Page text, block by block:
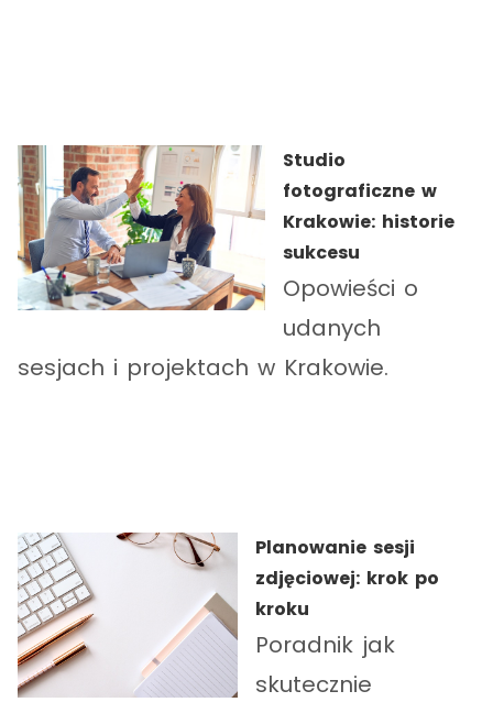
Studio
fotograficzne w
Krakowie: historie
sukcesu
Opowieści o
udanych
sesjach i projektach w Krakowie.
Planowanie sesji
zdjęciowej: krok po
kroku
Poradnik jak
skutecznie